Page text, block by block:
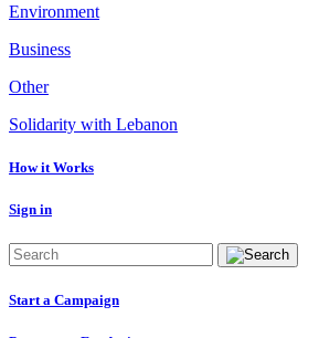
Environment
Business
Other
Solidarity with Lebanon
How it Works
Sign in
Start a Campaign